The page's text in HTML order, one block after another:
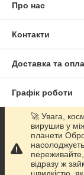
Про нас
Контакти
Доставка та
Графік роботи
Повна версія
Сайт створено
🚀 Увага,
вирушив у
планети
відразу ж